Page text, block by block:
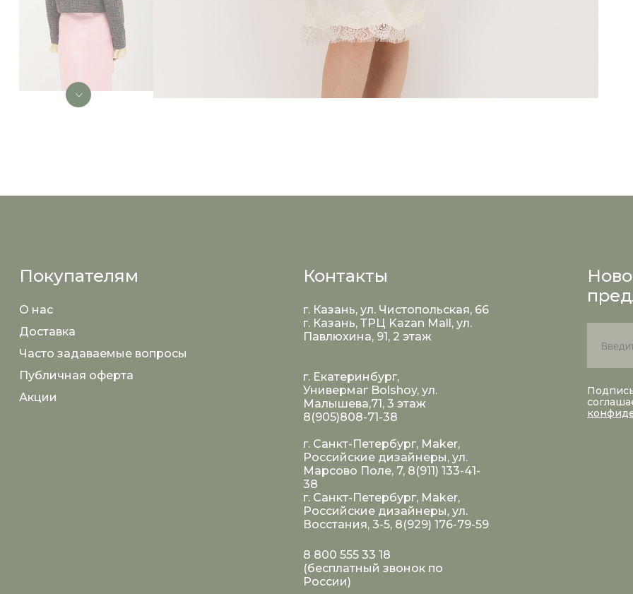
Покупателям
О нас
Доставка
Часто задаваемые вопросы
Публичная оферта
Акции
Контакты
г. Казань, ул. Чистопольская, 66
г. Казань, ТРЦ Kazan Mall, ул.
Павлюхина, 91, 2 этаж
г. Екатеринбург,
Универмаг Bolshoy, ул.
Малышева,71, 3 этаж
8(905)808-71-38
г. Санкт-Петербург, Maker,
Российские дизайнеры, ул.
Марсово Поле, 7, 8(911) 133-41-
38
г. Санкт-Петербург, Maker,
Российские дизайнеры, ул.
Восстания, 3-5, 8(929) 176-79-59
8 800 555 33 18
(бесплатный звонок по
России)